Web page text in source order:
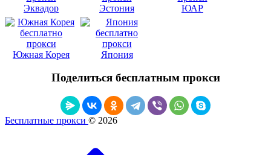
Эквадор Эстония ЮАР
Южная Корея Япония
Поделиться бесплатным прокси
Бесплатные прокси © 2026